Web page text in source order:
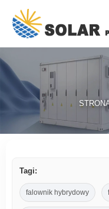
Tagi:
falownik hybrydowy